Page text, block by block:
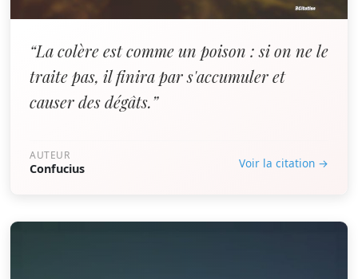
“La colère est comme un poison : si on ne le
traite pas, il finira par s'accumuler et
causer des dégâts.”
AUTEUR
Confucius Voir la citation →